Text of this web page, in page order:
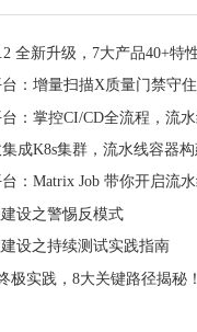
设之警惕反模式
设之持续测试实践指南
极实践，8大关键路径揭秘！